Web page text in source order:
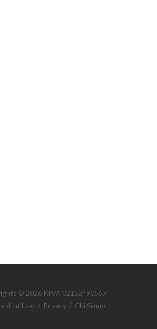
© 2026 P.IVA 02152490567
di utilizzo / Privacy / Chi Siamo